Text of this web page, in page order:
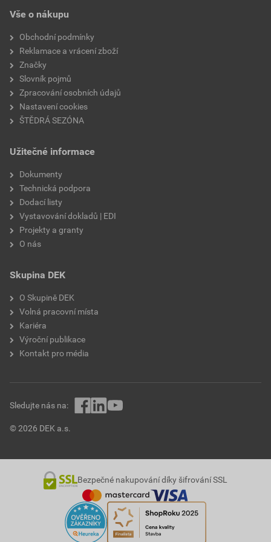
Stáhnout
Velikost
teplota zpracování
hmotnost
typ výrobku
faktor difuzního odporu
materiálová báze
Vše o nákupu
Obchodní podmínky
Reklamace a vrácení zboží
Značky
Slovník pojmů
Zpracování osobních údajů
Nastavení cookies
ŠTĚDRÁ SEZÓNA
Užitečné informace
Dokumenty
Technická podpora
Dodací listy
Vystavování dokladů | EDI
Projekty a granty
O nás
Skupina DEK
O Skupině DEK
Volná pracovní místa
Kariéra
Výroční publikace
Kontakt pro média
© 2026 DEK a.s.
Sledujte nás na:
Bezpečné nakupování díky šifrování SSL